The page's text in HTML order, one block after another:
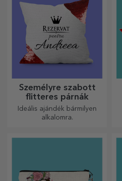
Személyre szabott
flitteres párnák
Ideális ajándék bármilyen
alkalomra.